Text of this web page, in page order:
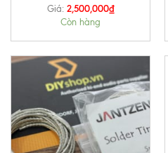
Giá: 2,500,000₫
Còn hàng